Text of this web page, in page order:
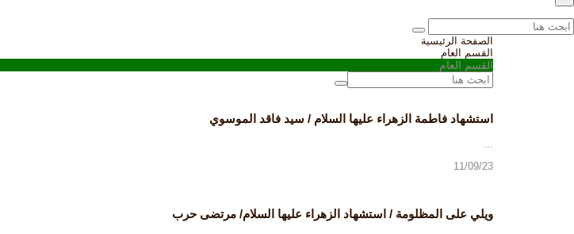
الصفحة الرئيسية
القسم العام
القسم العام
استشهاد فاطمة الزهراء عليها السلام / سيد فاقد الموسوي
...
11/09/23
ويلي على المظلومة / استشهاد الزهراء عليها السلام/ مرتضى حرب